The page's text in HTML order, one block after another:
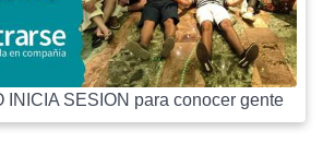
INICIA SESION para conocer gente